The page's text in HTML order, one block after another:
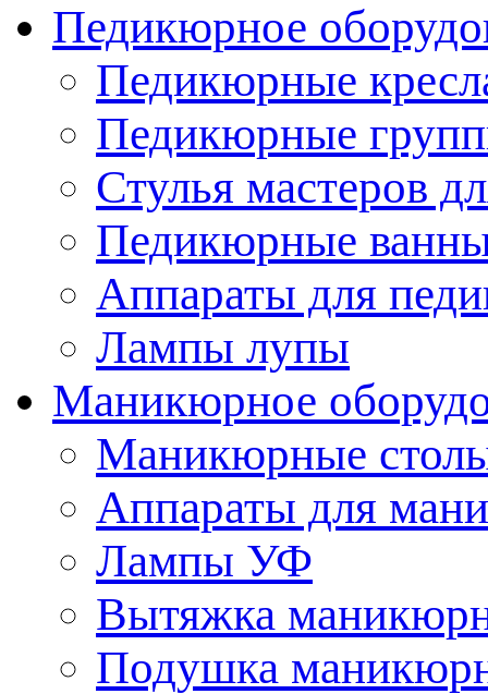
Педикюрное
Педикюрные
Педикюрные
Стулья мастеров
Педикюрные
Аппараты для
Лампы лупы
Маникюрное
Маникюрные
Аппараты для
Лампы УФ
Вытяжка
Подушка